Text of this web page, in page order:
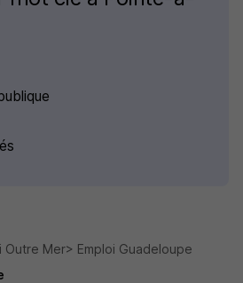
Outre Mer
Emploi Guadeloupe